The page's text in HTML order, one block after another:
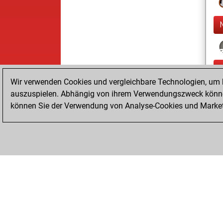
Wir verwenden Cookies und vergleichbare Technologien,
auszuspielen. Abhängig von ihrem Verwendungszweck
können Sie der Verwendung von Analyse-Cookies und